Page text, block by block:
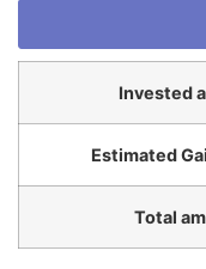
Invested
Estimated
Total